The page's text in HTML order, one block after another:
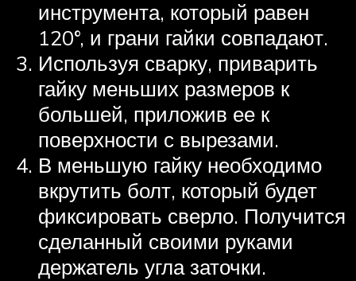
инструмента, который равен
120°, и грани гайки совпадают.
Используя сварку, приварить
гайку меньших размеров к
большей, приложив ее к
поверхности с вырезами.
В меньшую гайку необходимо
вкрутить болт, который будет
фиксировать сверло. Получится
сделанный своими руками
держатель угла заточки.